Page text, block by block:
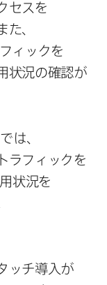
セスを​
た、​
ィックを​
状況の​確認が​
は、​
ラフィックを​
状況を​
ッチ導入が​